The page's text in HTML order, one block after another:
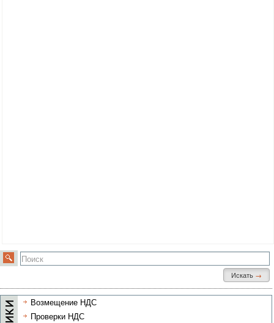
Форма
поиска Искать →
Поиск
Возмещение НДС
Проверки НДС